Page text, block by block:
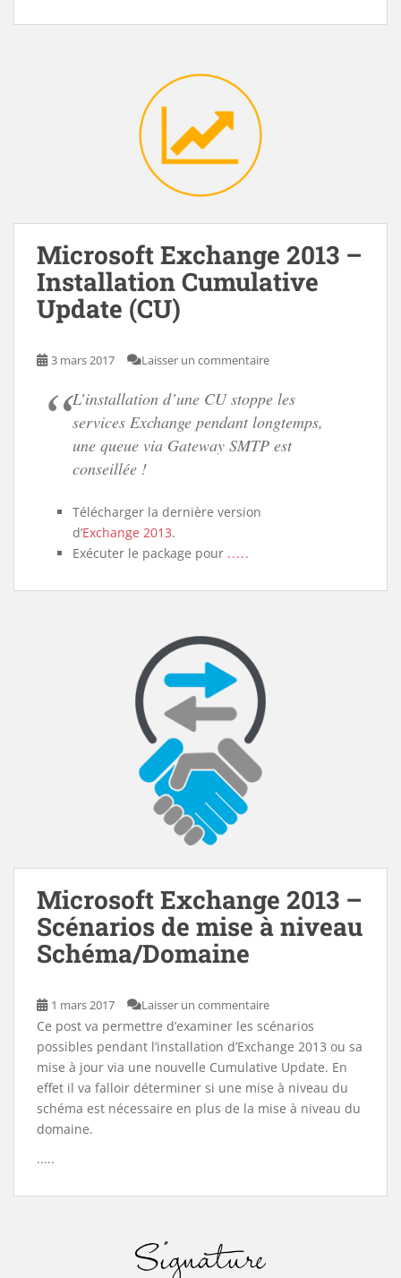
Microsoft Exchange 2013 –
Installation Cumulative
Update (CU)
3 mars 2017 Laisser un commentaire
L’installation d’une CU stoppe les
services Exchange pendant longtemps,
une queue via Gateway SMTP est
conseillée !
Télécharger la dernière version
d’Exchange 2013.
Exécuter le package pour .....
Microsoft Exchange 2013 –
Scénarios de mise à niveau
Schéma/Domaine
1 mars 2017 Laisser un commentaire
Ce post va permettre d’examiner les scénarios
possibles pendant l’installation d’Exchange 2013 ou sa
mise à jour via une nouvelle Cumulative Update. En
effet il va falloir déterminer si une mise à niveau du
schéma est nécessaire en plus de la mise à niveau du
domaine.
.....